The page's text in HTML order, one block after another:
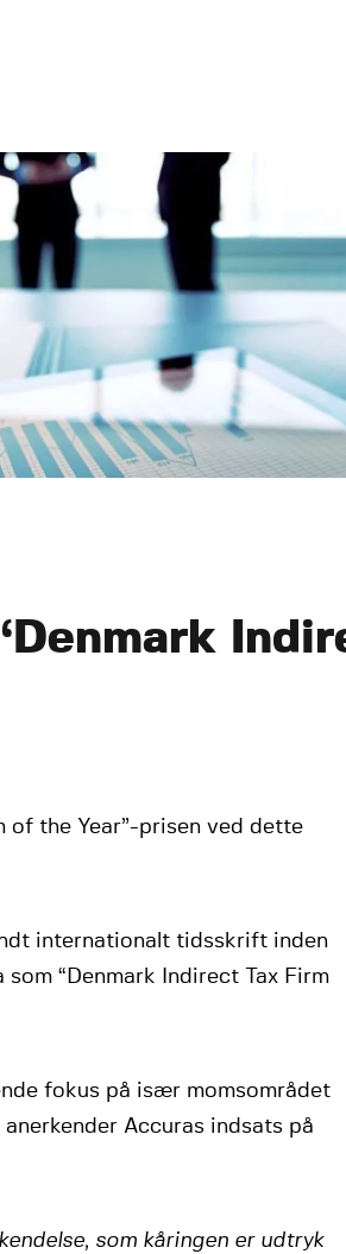
of the Year”-prisen ved dette
internationalt tidsskrift inden
“Denmark Indirect Tax Firm
fokus på især momsområdet
Accuras indsats på
som kåringen er udtryk